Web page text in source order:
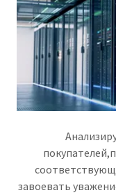
завоевать